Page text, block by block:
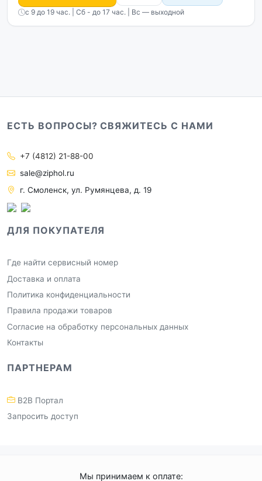
с 9 до 19 час. | Сб - до 17 час. | Вс — выходной
ЕСТЬ ВОПРОСЫ? СВЯЖИТЕСЬ С НАМИ
+7 (4812) 21-88-00
sale@ziphol.ru
г. Смоленск, ул. Румянцева, д. 19
ДЛЯ ПОКУПАТЕЛЯ
Где найти сервисный номер
Доставка и оплата
Политика конфиденциальности
Правила продажи товаров
Согласие на обработку персональных данных
Контакты
ПАРТНЕРАМ
B2B Портал
Запросить доступ
Мы принимаем к оплате: